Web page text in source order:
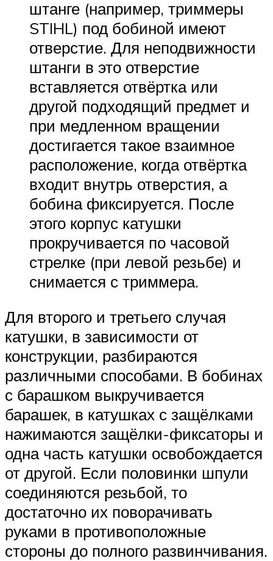
штанге (например, триммеры
STIHL) под бобиной имеют
отверстие. Для неподвижности
штанги в это отверстие
вставляется отвёртка или
другой подходящий предмет и
при медленном вращении
достигается такое взаимное
расположение, когда отвёртка
входит внутрь отверстия, а
бобина фиксируется. После
этого корпус катушки
прокручивается по часовой
стрелке (при левой резьбе) и
снимается с триммера.
Для второго и третьего случая
катушки, в зависимости от
конструкции, разбираются
различными способами. В бобинах
с барашком выкручивается
барашек, в катушках с защёлками
нажимаются защёлки-фиксаторы и
одна часть катушки освобождается
от другой. Если половинки шпули
соединяются резьбой, то
достаточно их поворачивать
руками в противоположные
стороны до полного развинчивания.